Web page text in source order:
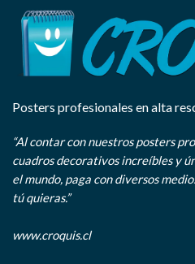
Posters profesionales en alta
“Al contar con nuestros posters
cuadros decorativos increíbles y
el mundo, paga con diversos
tú quieras.”
www.croquis.cl